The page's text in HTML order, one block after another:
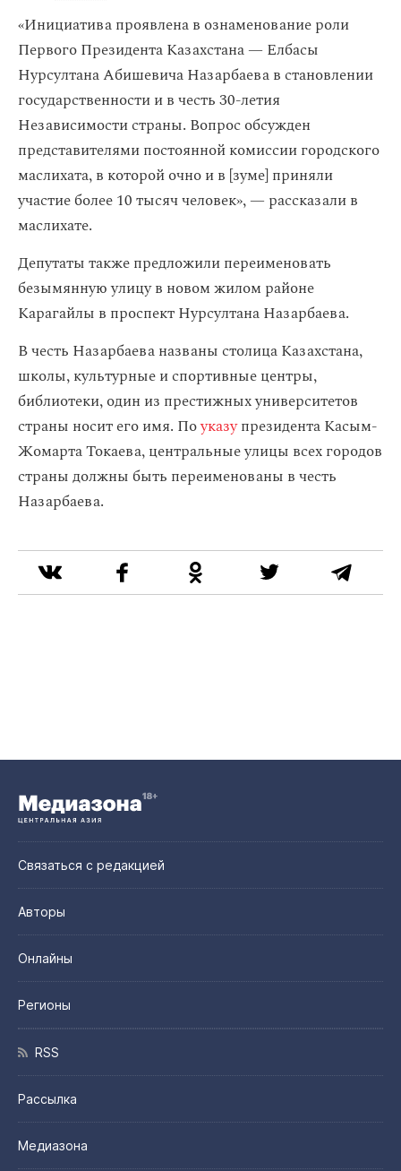
«Инициатива проявлена в ознаменование роли
Первого Президента Казахстана — Елбасы
Нурсултана Абишевича Назарбаева в становлении
государственности и в честь 30-летия
Независимости страны. Вопрос обсужден
представителями постоянной комиссии городского
маслихата, в которой очно и в [зуме] приняли
участие более 10 тысяч человек», — рассказали в
маслихате.
Депутаты также предложили переименовать
безымянную улицу в новом жилом районе
Карагайлы в проспект Нурсултана Назарбаева.
В честь Назарбаева названы столица Казахстана,
школы, культурные и спортивные центры,
библиотеки, один из престижных университетов
страны носит его имя. Поуказупрезидента Касым-
Жомарта Токаева, центральные улицы всех городов
страны должны быть переименованы в честь
Назарбаева.
Связаться с редакцией
Авторы
Онлайны
Регионы
RSS
Рассылка
Медиазона